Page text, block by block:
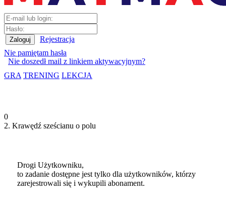
Rejestracja
Nie pamiętam hasła
Nie doszedł mail z linkiem aktywacyjnym?
GRA TRENING LEKCJA
0
2. Krawędź sześcianu o polu
Drogi Użytkowniku,
to zadanie dostępne jest tylko dla użytkowników, którzy
zarejestrowali się i wykupili abonament.